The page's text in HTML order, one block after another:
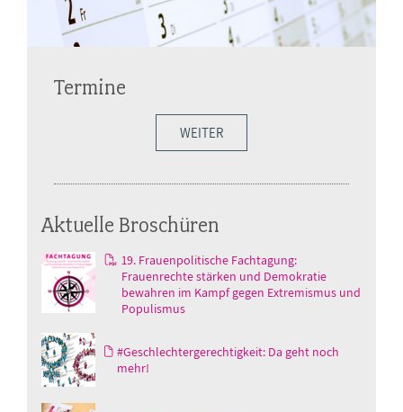
Termine
WEITER
Aktuelle Broschüren
19. Frauenpolitische Fachtagung:
Frauenrechte stärken und Demokratie
bewahren im Kampf gegen Extremismus und
Populismus
#Geschlechtergerechtigkeit: Da geht noch
mehr!